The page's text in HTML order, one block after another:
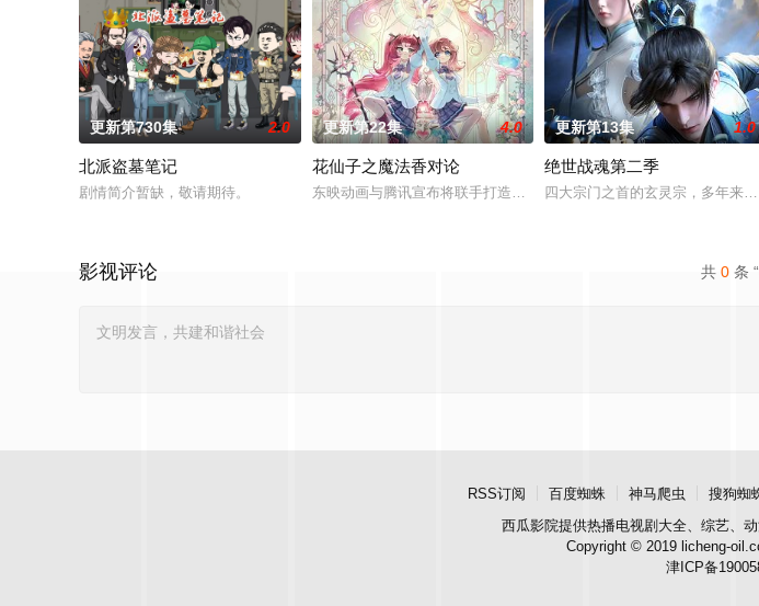
更新第730集 2.0
北派盗墓笔记
剧情简介暂缺，敬请期待。
更新第22集 4.0
花仙子之魔法香对论
东映动画与腾讯宣布将联手打造『花仙子』全新动画 新作将继承经典
更新第13集 1.0
绝世战魂第二季
四大宗门之首的玄灵宗，多年来
共 0 条
影视评论
RSS订阅 百度蜘蛛 神马爬虫 搜狗蜘
西瓜影院提供热播电视剧大全、综艺、
Copyright © 2019 licheng-
津ICP备